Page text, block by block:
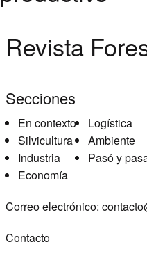
Revista
Secciones
En contexto
Silvicultura
Industria
Economía
Logística
Ambiente
Pasó y
Correo electrónico:
Contacto